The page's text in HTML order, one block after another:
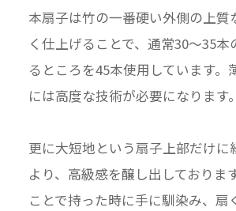
本扇子は竹の一番硬い外側の上質
く仕上げることで、通常30～35
るところを45本使用しています。
には高度な技術が必要になります。
更に大短地という扇子上部だけに
より、高級感を醸し出しておりま
ことで持った時に手に馴染み、扇